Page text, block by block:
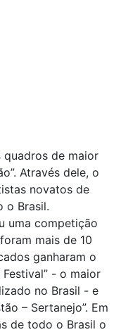
quadros de maior
Através dele, o
novatos de
o Brasil.
uma competição
mais de 10
ganharam o
- o maior
no Brasil - e
– Sertanejo”. Em
de todo o Brasil o